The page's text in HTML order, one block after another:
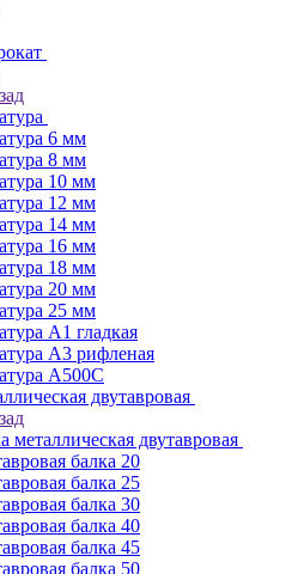
6 мм
8 мм
10 мм
12 мм
14 мм
16 мм
18 мм
20 мм
25 мм
А1 гладкая
А3 рифленая
А500С
двутавровая
металлическая двутавровая
балка 20
балка 25
балка 30
балка 40
балка 45
балка 50